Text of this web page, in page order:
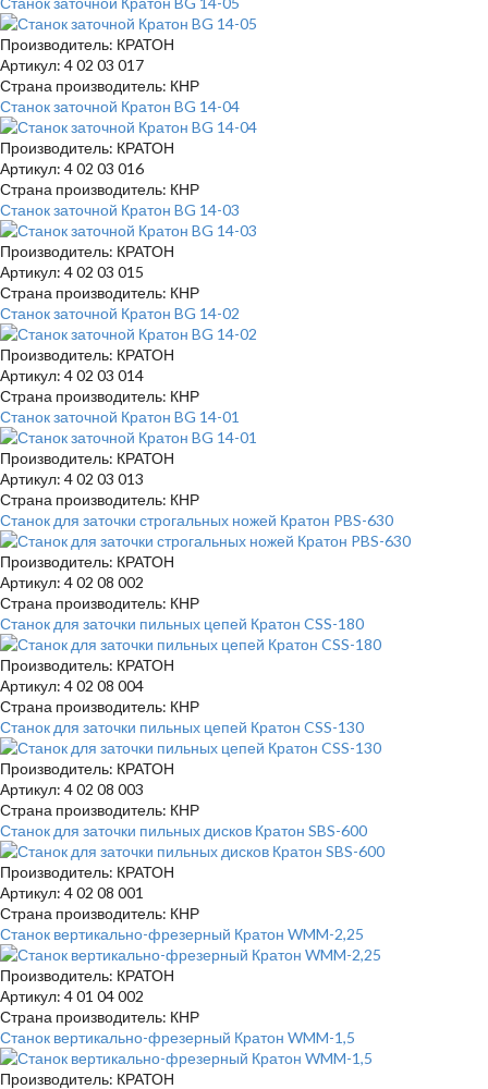
Производитель: КРАТОН
Артикул: 4 02 03 017
Страна производитель: КНР
Станок заточной Кратон BG 14-04
Производитель: КРАТОН
Артикул: 4 02 03 016
Страна производитель: КНР
Станок заточной Кратон BG 14-03
Производитель: КРАТОН
Артикул: 4 02 03 015
Страна производитель: КНР
Станок заточной Кратон BG 14-02
Производитель: КРАТОН
Артикул: 4 02 03 014
Страна производитель: КНР
Станок заточной Кратон BG 14-01
Производитель: КРАТОН
Артикул: 4 02 03 013
Страна производитель: КНР
Станок для заточки строгальных ножей Кратон PBS-630
Производитель: КРАТОН
Артикул: 4 02 08 002
Страна производитель: КНР
Станок для заточки пильных цепей Кратон CSS-180
Производитель: КРАТОН
Артикул: 4 02 08 004
Страна производитель: КНР
Станок для заточки пильных цепей Кратон CSS-130
Производитель: КРАТОН
Артикул: 4 02 08 003
Страна производитель: КНР
Станок для заточки пильных дисков Кратон SBS-600
Производитель: КРАТОН
Артикул: 4 02 08 001
Страна производитель: КНР
Станок вертикально-фрезерный Кратон WMM-2,25
Производитель: КРАТОН
Артикул: 4 01 04 002
Страна производитель: КНР
Станок вертикально-фрезерный Кратон WMM-1,5
Производитель: КРАТОН